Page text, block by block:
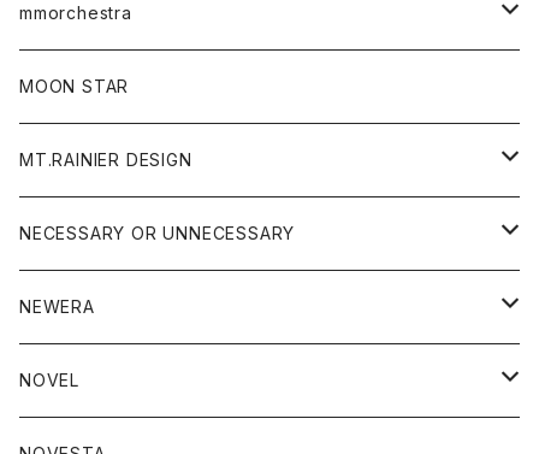
ロングスリーブTシャツ
フリース
トップス
ジャケット
ニット
パンツ
mmorchestra
帽子
MOON STAR
MT.RAINIER DESIGN
アウター
コート
ジャケット
アクセサリー
バッグ
グッズ
ウォレット
NECESSARY OR UNNECESSARY
アウター
コート
ジャケット
アクセサリー
バッグ
NEWERA
帽子
NOVEL